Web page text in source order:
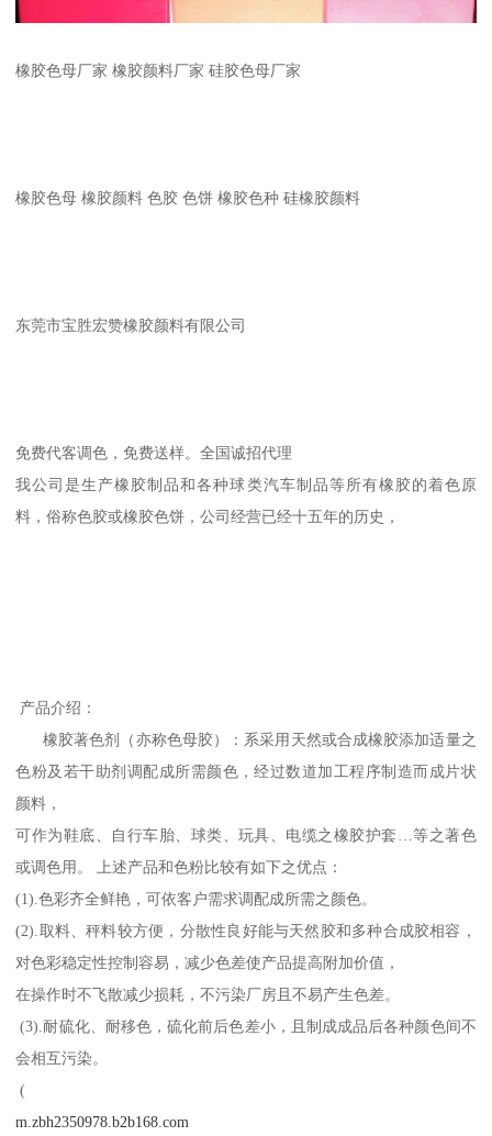
橡胶色母厂家 橡胶颜料厂家 硅胶色母厂家
橡胶色母 橡胶颜料 色胶 色饼 橡胶色种 硅橡胶颜料
东莞市宝胜宏赞橡胶颜料有限公司
免费代客调色，免费送样。全国诚招代理
我公司是生产橡胶制品和各种球类汽车制品等所有橡胶的着色原
料，俗称色胶或橡胶色饼，公司经营已经十五年的历史，
产品介绍：
橡胶著色剂（亦称色母胶）：系采用天然或合成橡胶添加适量之
色粉及若干助剂调配成所需颜色，经过数道加工程序制造而成片状
颜料，
可作为鞋底、自行车胎、球类、玩具、电缆之橡胶护套…等之著色
或调色用。 上述产品和色粉比较有如下之优点：
(1).色彩齐全鲜艳，可依客户需求调配成所需之颜色。
(2).取料、秤料较方便，分散性良好能与天然胶和多种合成胶相容，
对色彩稳定性控制容易，减少色差使产品提高附加价值，
在操作时不飞散减少损耗，不污染厂房且不易产生色差。
(3).耐硫化、耐移色，硫化前后色差小，且制成成品后各种颜色间不
会相互污染。
(
m.zbh2350978.b2b168.com